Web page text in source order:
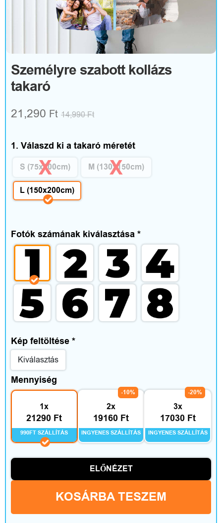
á
z
a
é
s
k
i
g
s
z
í
t
ő
k
O
t
o
Személyre szabott kollázs
takaró
21,290 Ft 14,990Ft
1. Válaszd ki a takaró méretét
S (75x100cm) M (130x150cm)
L (150x200cm)
Fotók számának kiválasztása *
Kép feltöltése *
Kiválasztás
Mennyiség
1x
21290 Ft
990FT SZÁLLÍTÁS
2x
19160 Ft
-10%
INGYENES SZÁLLÍTÁS
3x
17030 Ft
-20%
INGYENES SZÁLLÍTÁS
ELŐNÉZET
KOSÁRBA TESZEM